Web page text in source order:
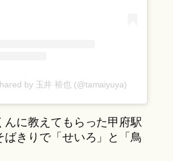
by 玉井 裕也 (@tamaiyuya)
んに教えてもらった甲府駅
ばきりで「せいろ」と「鳥